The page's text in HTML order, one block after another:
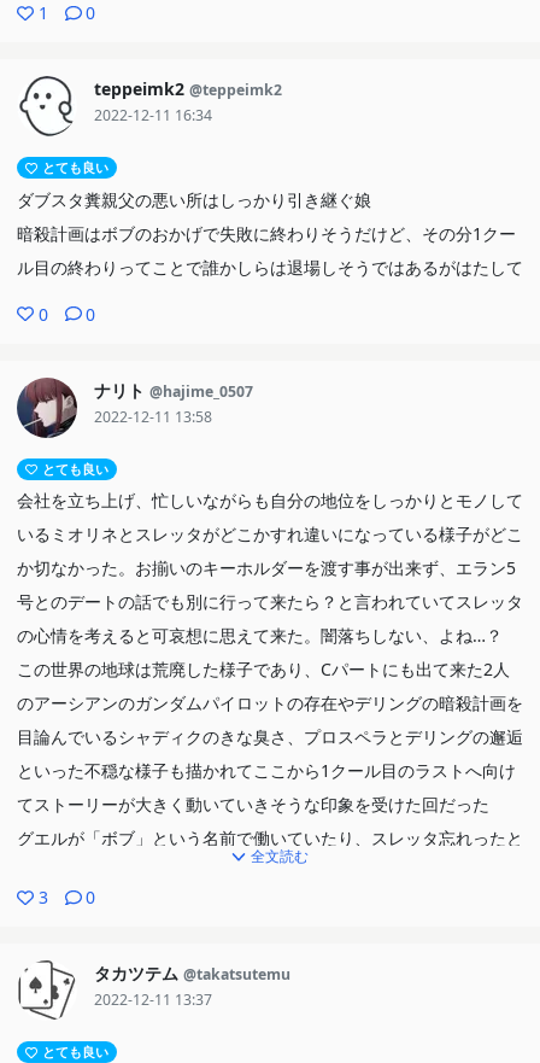
1 0
teppeimk2 @teppeimk2
2022-12-11 16:34
とても良い
ダブスタ糞親父の悪い所はしっかり引き継ぐ娘
暗殺計画はボブのおかげで失敗に終わりそうだけど、その分1クー
ル目の終わりってことで誰かしらは退場しそうではあるがはたして
0 0
ナリト @hajime_0507
2022-12-11 13:58
とても良い
会社を立ち上げ、忙しいながらも自分の地位をしっかりとモノして
いるミオリネとスレッタがどこかすれ違いになっている様子がどこ
か切なかった。お揃いのキーホルダーを渡す事が出来ず、エラン5
号とのデートの話でも別に行って来たら？と言われていてスレッタ
の心情を考えると可哀想に思えて来た。闇落ちしない、よね…？
この世界の地球は荒廃した様子であり、Cパートにも出て来た2人
のアーシアンのガンダムパイロットの存在やデリングの暗殺計画を
目論んでいるシャディクのきな臭さ、プロスペラとデリングの邂逅
といった不穏な様子も描かれてここから1クール目のラストへ向け
てストーリーが大きく動いていきそうな印象を受けた回だった
グエルが「ボブ」という名前で働いていたり、スレッタ忘れったと
あったのも良かった
全文読む
3 0
タカツテム @takatsutemu
2022-12-11 13:37
とても良い